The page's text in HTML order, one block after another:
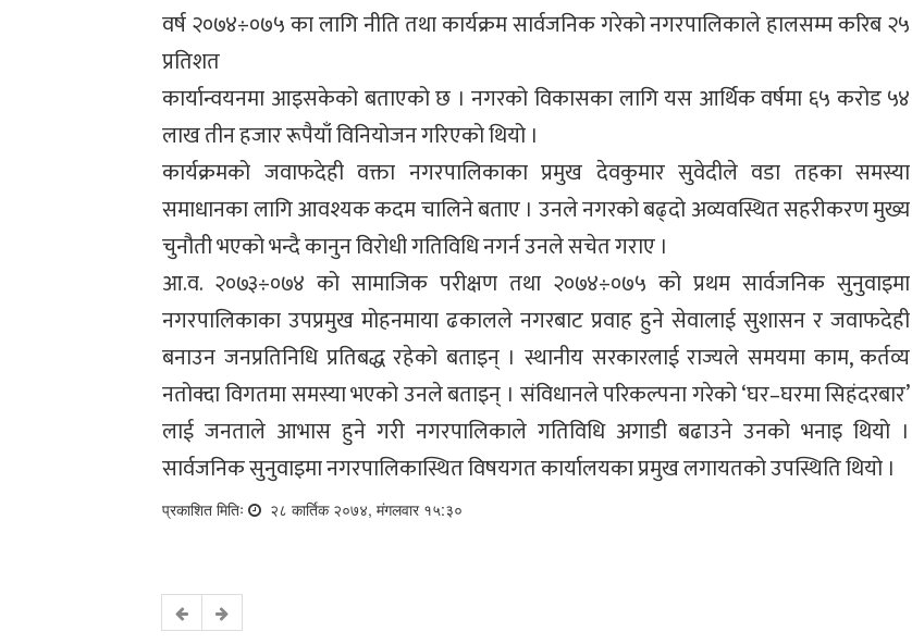
वर्ष २०७४÷०७५ का लागि नीति तथा कार्यक्रम सार्वजनिक गरेको नगरपालिकाले हालसम्म करिब २५
प्रतिशत
कार्यान्वयनमा आइसकेको बताएको छ । नगरको विकासका लागि यस आर्थिक वर्षमा ६५ करोड ५४
लाख तीन हजार रूपैयाँ विनियोजन गरिएको थियो ।
कार्यक्रमको जवाफदेही वक्ता नगरपालिकाका प्रमुख देवकुमार सुवेदीले वडा तहका समस्या
समाधानका लागि आवश्यक कदम चालिने बताए । उनले नगरको बढ्दो अव्यवस्थित सहरीकरण मुख्य
चुनौती भएको भन्दै कानुन विरोधी गतिविधि नगर्न उनले सचेत गराए ।
आ.व. २०७३÷०७४ को सामाजिक परीक्षण तथा २०७४÷०७५ को प्रथम सार्वजनिक सुनुवाइमा
नगरपालिकाका उपप्रमुख मोहनमाया ढकालले नगरबाट प्रवाह हुने सेवालाई सुशासन र जवाफदेही
बनाउन जनप्रतिनिधि प्रतिबद्ध रहेको बताइन् । स्थानीय सरकारलाई राज्यले समयमा काम, कर्तव्य
नतोक्दा विगतमा समस्या भएको उनले बताइन् । संविधानले परिकल्पना गरेको ‘घर–घरमा सिहंदरबार’
लाई जनताले आभास हुने गरी नगरपालिकाले गतिविधि अगाडी बढाउने उनको भनाइ थियो ।
सार्वजनिक सुनुवाइमा नगरपालिकास्थित विषयगत कार्यालयका प्रमुख लगायतको उपस्थिति थियो ।
प्रकाशित मितिः २८ कार्तिक २०७४, मंगलवार १५:३०